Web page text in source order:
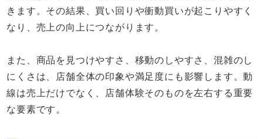
きます。その結果、買い回りや衝動買いが起こりやすく
なり、売上の向上につながります。
また、商品を見つけやすさ、移動のしやすさ、混雑のし
にくさは、店舗全体の印象や満足度にも影響します。動
線は売上だけでなく、店舗体験そのものを左右する重要
な要素です。